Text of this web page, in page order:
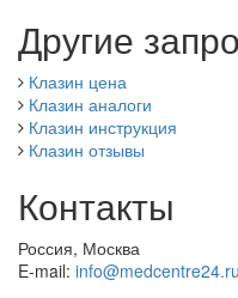
Другие
Клазин цена
Клазин аналоги
Клазин инструкция
Клазин отзывы
Контакты
Россия, Москва
E-mail: info@medcentre24.ru